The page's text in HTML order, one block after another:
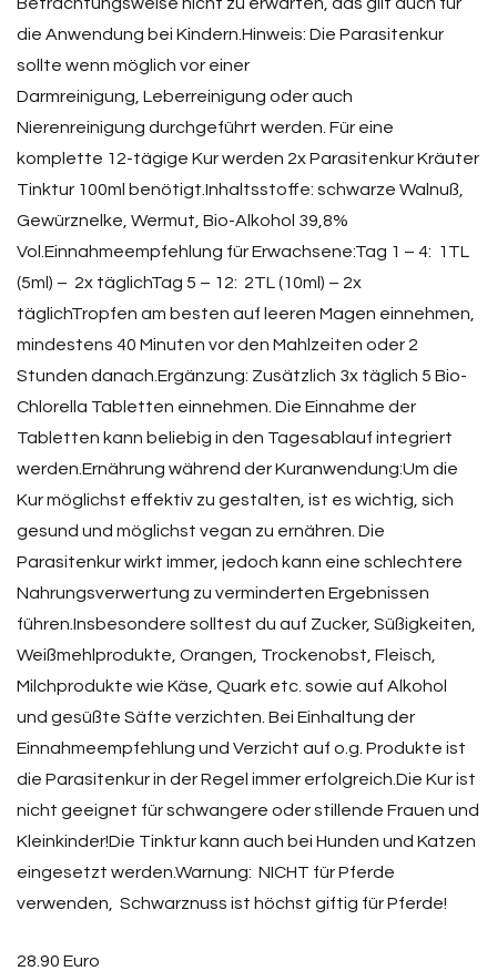
die Anwendung bei Kindern.Hinweis: Die Parasitenkur
sollte wenn möglich vor einer
Darmreinigung, Leberreinigung oder auch
Nierenreinigung durchgeführt werden. Für eine
komplette 12-tägige Kur werden 2x Parasitenkur Kräuter
Tinktur 100ml benötigt.Inhaltsstoffe: schwarze Walnuß,
Gewürznelke, Wermut, Bio-Alkohol 39,8%
Vol.Einnahmeempfehlung für Erwachsene:Tag 1 – 4: 1TL
(5ml) – 2x täglichTag 5 – 12: 2TL (10ml) – 2x
täglichTropfen am besten auf leeren Magen einnehmen,
mindestens 40 Minuten vor den Mahlzeiten oder 2
Stunden danach.Ergänzung: Zusätzlich 3x täglich 5 Bio-
Chlorella Tabletten einnehmen. Die Einnahme der
Tabletten kann beliebig in den Tagesablauf integriert
werden.Ernährung während der Kuranwendung:Um die
Kur möglichst effektiv zu gestalten, ist es wichtig, sich
gesund und möglichst vegan zu ernähren. Die
Parasitenkur wirkt immer, jedoch kann eine schlechtere
Nahrungsverwertung zu verminderten Ergebnissen
führen.Insbesondere solltest du auf Zucker, Süßigkeiten,
Weißmehlprodukte, Orangen, Trockenobst, Fleisch,
Milchprodukte wie Käse, Quark etc. sowie auf Alkohol
und gesüßte Säfte verzichten. Bei Einhaltung der
Einnahmeempfehlung und Verzicht auf o.g. Produkte ist
die Parasitenkur in der Regel immer erfolgreich.Die Kur ist
nicht geeignet für schwangere oder stillende Frauen und
Kleinkinder!Die Tinktur kann auch bei Hunden und Katzen
eingesetzt werden.Warnung: NICHT für Pferde
verwenden, Schwarznuss ist höchst giftig für Pferde!
28.90 Euro